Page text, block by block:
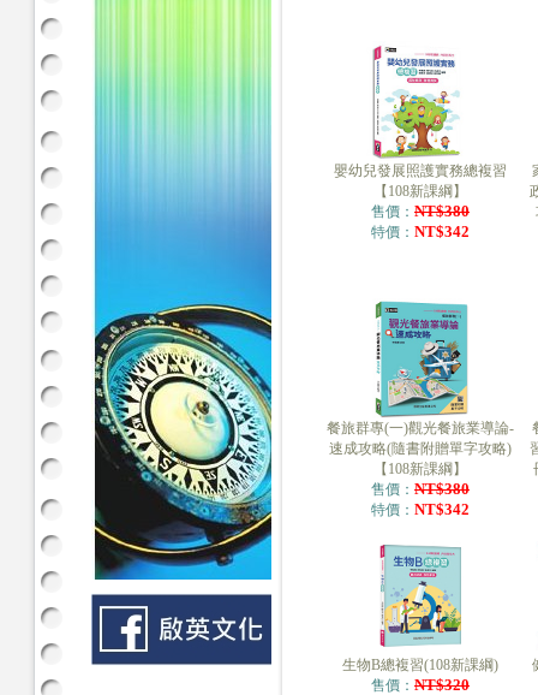
嬰幼兒發展照護實務總複習
【108新課綱】
售價： NT$380
特價： NT$342
餐旅群專(一)觀光餐旅業導論-
速成攻略(隨書附贈單字攻略)
【108新課綱】
售價： NT$380
特價： NT$342
生物B總複習(108新課綱)
售價： NT$320